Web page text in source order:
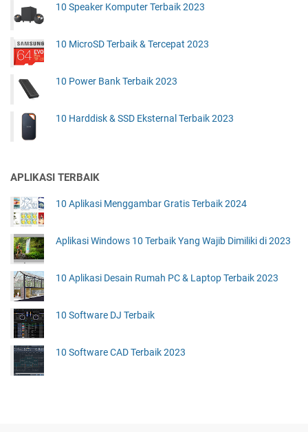
10 Speaker Komputer Terbaik 2023
10 MicroSD Terbaik & Tercepat 2023
10 Power Bank Terbaik 2023
10 Harddisk & SSD Eksternal Terbaik 2023
APLIKASI TERBAIK
10 Aplikasi Menggambar Gratis Terbaik 2024
Aplikasi Windows 10 Terbaik Yang Wajib Dimiliki di 2023
10 Aplikasi Desain Rumah PC & Laptop Terbaik 2023
10 Software DJ Terbaik
10 Software CAD Terbaik 2023